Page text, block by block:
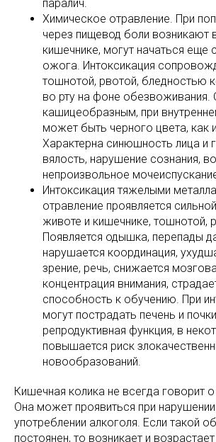
паралич.
Химическое отравление. При
через пищевод боли возникают
кишечнике, могут начаться еще
ожога. Интоксикация
тошнотой, рвотой, бледностью
во рту на фоне обезвоживания.
кашицеобразным, при
может быть черного цвета, как
Характерна синюшность лица и
вялость, нарушение сознания,
непроизвольное
Интоксикация тяжелыми
отравление проявляется
животе и кишечнике, тошнотой,
Появляется одышка, перепады
нарушается координация,
зрение, речь, снижается
концентрация внимания,
способность к обучению. При
могут пострадать печень и
репродуктивная функция, в
повышается риск
новообразований.
Кишечная колика не всегда говорит
Она может проявиться при нарушении
употреблении алкоголя. Если такой
постоянен, то возникает и